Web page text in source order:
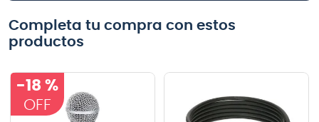
Completa tu compra con estos
productos
-18 %